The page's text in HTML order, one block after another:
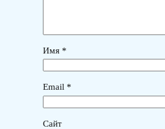
Имя *
Email *
Сайт